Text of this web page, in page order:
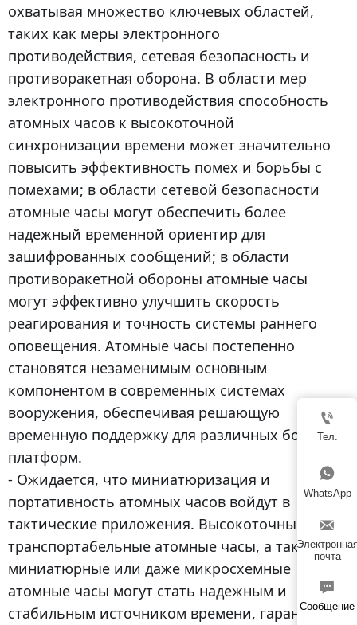
охватывая множество ключевых областей,
таких как меры электронного
противодействия, сетевая безопасность и
противоракетная оборона. В области мер
электронного противодействия способность
атомных часов к высокоточной
синхронизации времени может значительно
повысить эффективность помех и борьбы с
помехами; в области сетевой безопасности
атомные часы могут обеспечить более
надежный временной ориентир для
зашифрованных сообщений; в области
противоракетной обороны атомные часы
могут эффективно улучшить скорость
реагирования и точность системы раннего
оповещения. Атомные часы постепенно
становятся незаменимым основным
компонентом в современных системах
вооружения, обеспечивая решающую
временную поддержку для различных боевых
платформ.
- Ожидается, что миниатюризация и
портативность атомных часов войдут в
тактические приложения. Высокоточные и
транспортабельные атомные часы, а также
миниатюрные или даже микросхемные
атомные часы могут стать надежным и
стабильным источником времени, гарантируя

Тел.

WhatsApp

почта

Сообщение